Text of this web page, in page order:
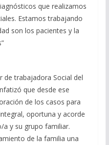
que realizamos
Estamos trabajando
son los pacientes y la
de trabajadora Social del
que desde ese
de los casos para
oportuna y acorde
a y su grupo familiar.
de la familia una